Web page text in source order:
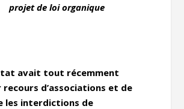
projet de loi organique
avait tout récemment
recours d’associations et de
les interdictions de